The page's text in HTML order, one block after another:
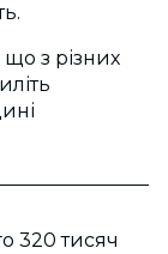
з різних
320 тисяч